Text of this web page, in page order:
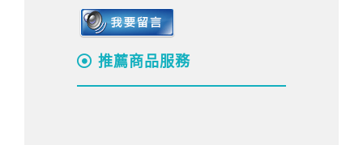
推薦商品服務